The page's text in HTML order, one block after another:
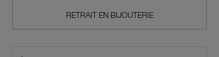
RETRAIT EN BIJOUTERIE